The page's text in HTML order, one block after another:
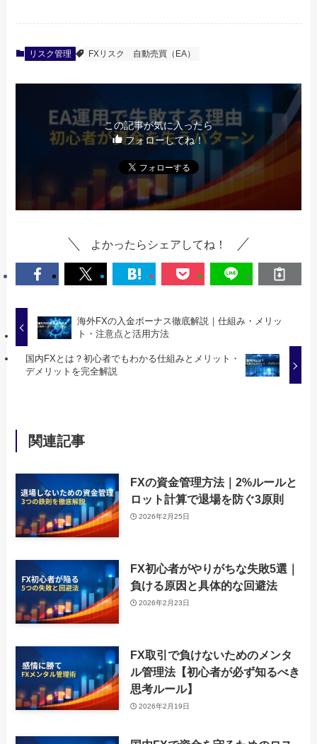
リスク管理 FXリスク 自動売買（EA）
この記事が気に入ったら
フォローしてね！
よかったらシェアしてね！
海外FXの入金ボーナス徹底解説｜仕組み・メリッ
ト・注意点と活用方法
国内FXとは？初心者でもわかる仕組みとメリット・
デメリットを完全解説
関連記事
FXの資金管理方法｜2%ルールと
ロット計算で退場を防ぐ3原則
2026年2月25日
FX初心者がやりがちな失敗5選｜
負ける原因と具体的な回避法
2026年2月23日
FX取引で負けないためのメンタ
ル管理法【初心者が必ず知るべき
思考ルール】
2026年2月19日